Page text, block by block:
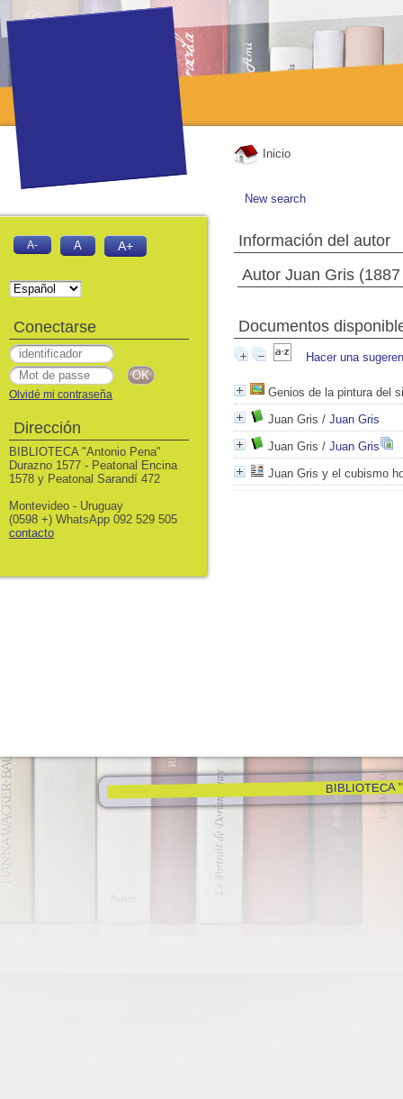
Inicio
New search
Información del autor
Autor Juan Gris
Documentos
Hacer una
Genios de la pintura del
Juan Gris / Juan Gris
Juan Gris / Juan Gris
Juan Gris y el cubismo
BIBLIOTECA
A- A A+
Conectarse
Olvidé mi contraseña
Dirección
BIBLIOTECA "Antonio Pena"
Durazno 1577 - Peatonal Encina
1578 y Peatonal Sarandí 472
Montevideo - Uruguay
(0598 +) WhatsApp 092 529 505
contacto